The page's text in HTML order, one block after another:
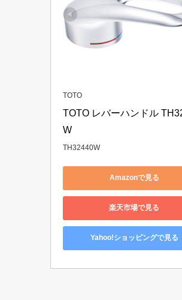
TOTO
TOTO レバーハンドル
W
TH32440W
Amazonで見る
楽天市場で見る
Yahoo!ショッピングで見る